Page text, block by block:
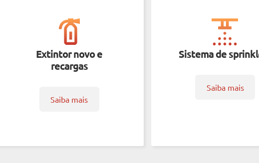
Extintor novo e
recargas
Saiba mais
Sistema de
Saiba mais